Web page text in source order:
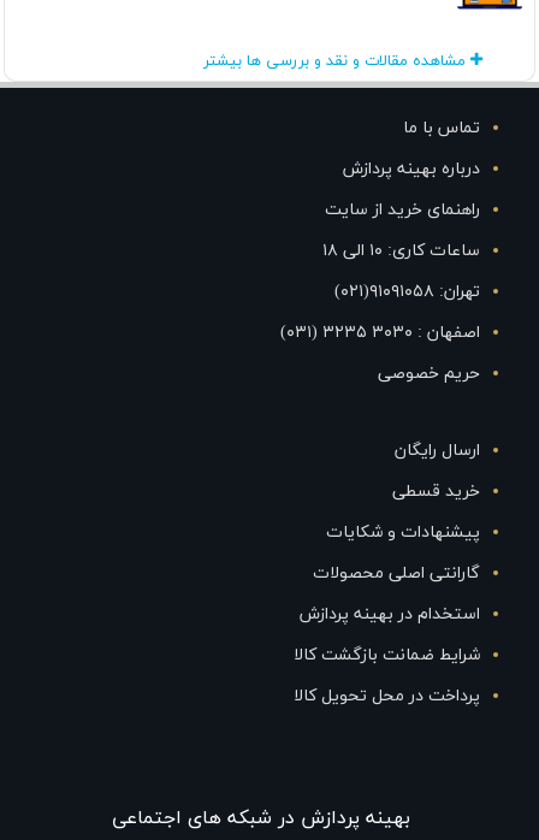
مشاهده مقالات و نقد و بررسی ها بیشتر
تماس با ما
درباره بهینه پردازش
راهنمای خرید از سایت
ساعات کاری: ۱۰ الی ۱۸
تهران: ۹۱۰۹۱۰۵۸(۰۲۱)
اصفهان : ۳۰۳۰ ۳۲۳۵ (۰۳۱)
حریم خصوصی
ارسال رایگان
خرید قسطی
پیشنهادات و شکایات
گارانتی اصلی محصولات
استخدام در بهینه پردازش
شرایط ضمانت بازگشت کالا
پرداخت در محل تحویل کالا
بهينه پردازش در شبکه های اجتماعی